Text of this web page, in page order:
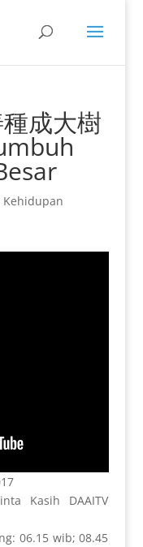
成大樹
Kehidupan
Kasih DAAITV
06.15 wib; 08.45